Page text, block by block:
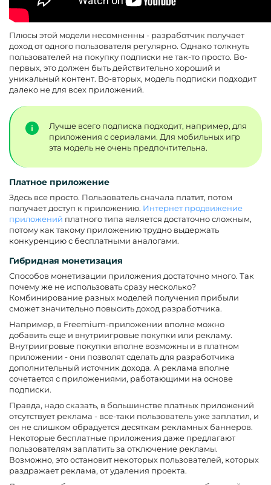
Плюсы этой модели несомненны - разработчик получает
доход от одного пользователя регулярно. Однако толкнуть
пользователей на покупку подписки не так-то просто. Во-
первых, это должен быть действительно хороший и
уникальный контент. Во-вторых, модель подписки подходит
далеко не для всех приложений.
Лучше всего подписка подходит, например, для
приложения с сериалами. Для мобильных игр
эта модель не очень предпочтительна.
Платное приложение
Здесь все просто. Пользователь сначала платит, потом
получает доступ к приложению. Интернет продвижение
приложений платного типа является достаточно сложным,
потому как такому приложению трудно выдержать
конкуренцию с бесплатными аналогами.
Гибридная монетизация
Способов монетизации приложения достаточно много. Так
почему же не использовать сразу несколько?
Комбинирование разных моделей получения прибыли
сможет значительно повысить доход разработчика.
Например, в Freemium-приложении вполне можно
добавить еще и внутриигровые покупки или рекламу.
Внутриигровые покупки вполне возможны и в платном
приложении - они позволят сделать для разработчика
дополнительный источник дохода. А реклама вполне
сочетается с приложениями, работающими на основе
подписки.
Правда, надо сказать, в большинстве платных приложений
отсутствует реклама - все-таки пользователь уже заплатил, и
он не слишком обрадуется десяткам рекламных баннеров.
Некоторые бесплатные приложения даже предлагают
пользователям заплатить за отключение рекламы.
Возможно, это остановит некоторых пользователей, которых
раздражает реклама, от удаления проекта.